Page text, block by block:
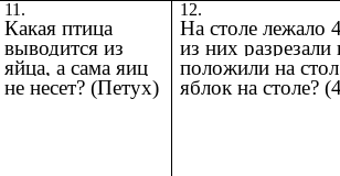
11.
Какая птица
выводится из
яйца, а сама яиц
не несет? (Петух)
12.
На столе лежало
из них
положили на
яблок на столе?